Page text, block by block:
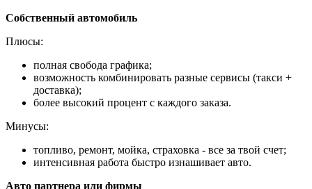
Собственный автомобиль
Плюсы:
полная свобода графика;
возможность комбинировать разные сервисы (такси +
доставка);
более высокий процент с каждого заказа.
Минусы:
топливо, ремонт, мойка, страховка - все за твой счет;
интенсивная работа быстро изнашивает авто.
Авто партнера или фирмы